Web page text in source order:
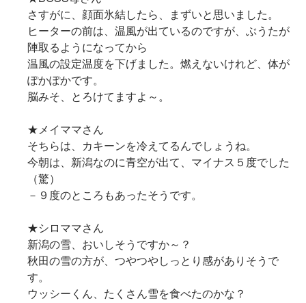
さすがに、顔面氷結したら、まずいと思いました。
ヒーターの前は、温風が出ているのですが、ぶうたが
陣取るようになってから
温風の設定温度を下げました。燃えないけれど、体が
ぽかぽかです。
脳みそ、とろけてますよ～。
★メイママさん
そちらは、カキーンを冷えてるんでしょうね。
今朝は、新潟なのに青空が出て、マイナス５度でした
（驚）
－９度のところもあったそうです。
★シロママさん
新潟の雪、おいしそうですか～？
秋田の雪の方が、つやつやしっとり感がありそうで
す。
ウッシーくん、たくさん雪を食べたのかな？